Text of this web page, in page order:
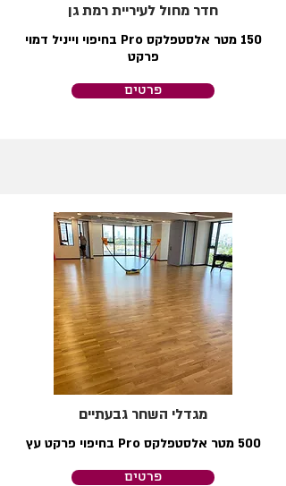
חדר מחול לעיריית רמת גן
150 מטר אלסטפלקס Pro בחיפוי וייניל דמוי
פרקט
פרטים
מגדלי השחר גבעתיים
500 מטר אלסטפלקס Pro בחיפוי פרקט עץ
פרטים